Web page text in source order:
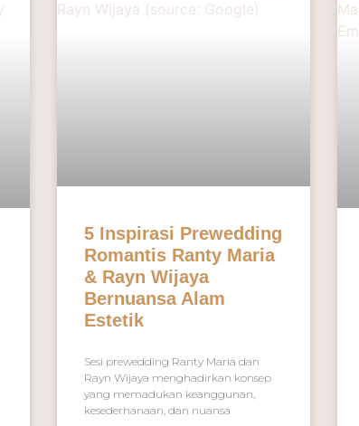
5 Inspirasi Prewedding
Romantis Ranty Maria
& Rayn Wijaya
Bernuansa Alam
Estetik
Sesi prewedding Ranty Maria dan
Rayn Wijaya menghadirkan konsep
yang memadukan keanggunan,
kesederhanaan, dan nuansa